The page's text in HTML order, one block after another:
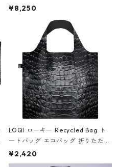
ボストンバッグ ショルダーバッグ
Black ジャン=ミッシェル・バスキ
ア/クラウン ブラック
¥8,250
LOQI ローキー Recycled Bag ト
ートバッグ エコバッグ 折りたたみ
大きめ 撥水加工 収納ポーチ CRO
CODILE/Black クロコダイル/ブラ
¥2,420